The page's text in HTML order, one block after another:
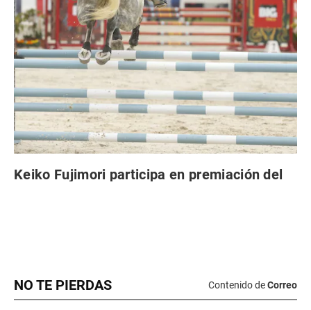
NO TE PIERDAS Contenido deCorreo